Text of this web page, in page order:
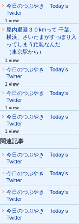
今日のつぶやき Today’s
Twitter
1 view
屋内退避３０kmって 千葉、
横浜、さいたまがすっぽり入
ってしまう距離なんだ…
（東京駅から）
1 view
今日のつぶやき Today’s
Twitter
1 view
今日のつぶやき Today’s
Twitter
1 view
今日のつぶやき Today’s
Twitter
1 view
関連記事
今日のつぶやき Today’s
Twitter
今日のつぶやき Today’s
Twitter
今日のつぶやき Today’s
Twitter
今日のつぶやき Today’s
Twitter